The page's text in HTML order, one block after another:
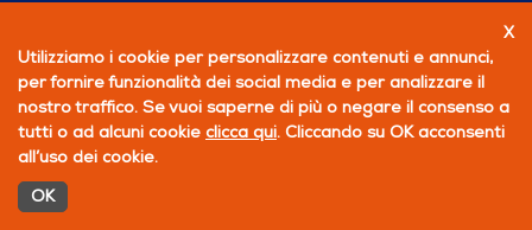
X
Utilizziamo i cookie per personalizzare contenuti e annunci,
per fornire funzionalità dei social media e per analizzare il
nostro traffico. Se vuoi saperne di più o negare il consenso a
tutti o ad alcuni cookie clicca qui. Cliccando su OK acconsenti
all’uso dei cookie.
OK